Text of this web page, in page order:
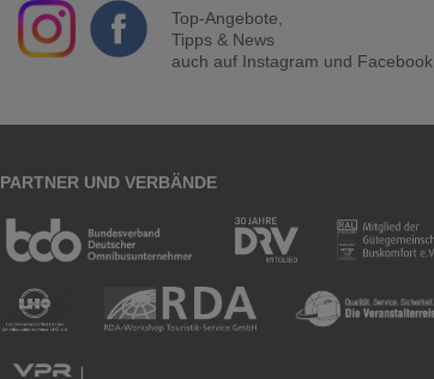
Top-Angebote,
Tipps & News
auch auf Instagram und Facebook.
PARTNER UND VERBÄNDE